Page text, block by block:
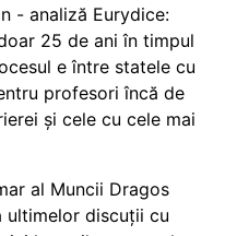
- analiză Eurydice:
25 de ani în timpul
e între statele cu
profesori încă de
și cele cu cele mai
al Muncii Dragos
ultimelor discuții cu